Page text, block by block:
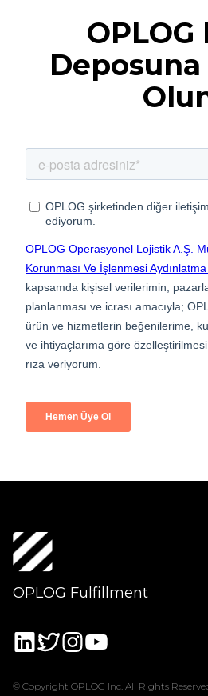
OPLOG Fulfillment
© Copyright OPLOG Inc. All Rights